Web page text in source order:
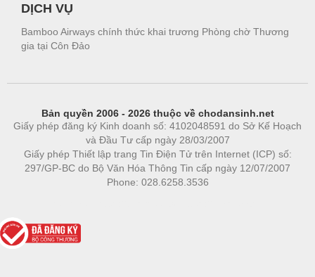
DỊCH VỤ
Bamboo Airways chính thức khai trương Phòng chờ Thương
gia tại Côn Đảo
Bản quyền 2006 - 2026 thuộc về chodansinh.net
Giấy phép đăng ký Kinh doanh số: 4102048591 do Sở Kế Hoạch
và Đầu Tư cấp ngày 28/03/2007
Giấy phép Thiết lập trang Tin Điện Tử trên Internet (ICP) số:
297/GP-BC do Bộ Văn Hóa Thông Tin cấp ngày 12/07/2007
Phone: 028.6258.3536